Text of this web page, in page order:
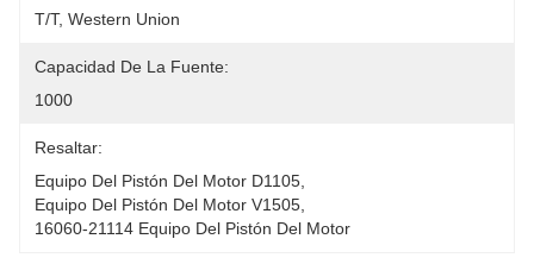
T/T, Western Union
Capacidad De La Fuente:
1000
Resaltar:
Equipo Del Pistón Del Motor D1105
Equipo Del Pistón Del Motor V1505
16060-21114 Equipo Del Pistón Del Motor